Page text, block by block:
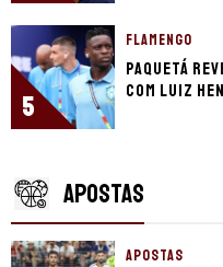
5
FLAMENGO
Paquetá
com Luiz
APOSTAS
APOSTAS